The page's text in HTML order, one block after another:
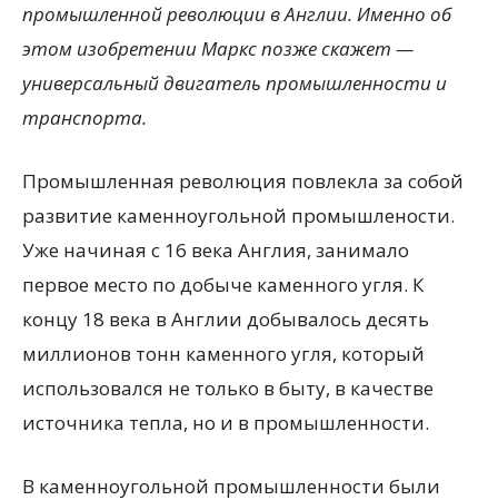
промышленной революции в Англии. Именно об
этом изобретении Маркс позже скажет —
универсальный двигатель промышленности и
транспорта.
Промышленная революция повлекла за собой
развитие каменноугольной промышлености.
Уже начиная с 16 века Англия, занимало
первое место по добыче каменного угля. К
концу 18 века в Англии добывалось десять
миллионов тонн каменного угля, который
использовался не только в быту, в качестве
источника тепла, но и в промышленности.
В каменноугольной промышленности были